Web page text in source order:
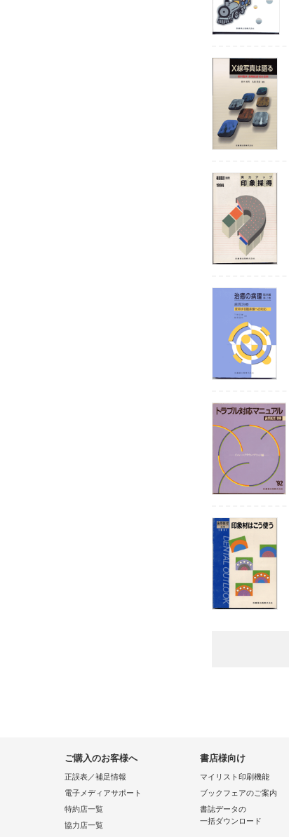
ご購入のお客様へ
正誤表／補足情報
電子メディアサポート
特約店一覧
協力店一覧
書店様向け
マイリスト印刷機能
ブックフェアのご案内
書誌データの
一括ダウンロード